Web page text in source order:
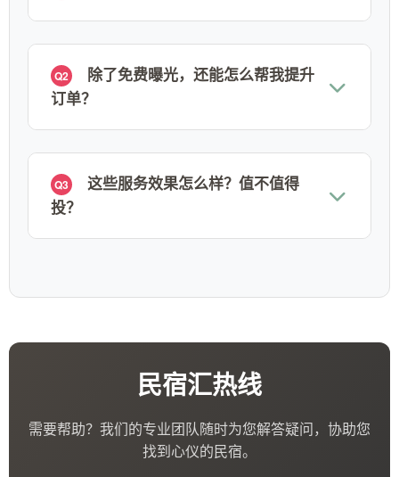
Q2
除了免费曝光，还能怎么帮我提升
订单？
Q3
这些服务效果怎么样？值不值得
投？
民宿汇热线
需要帮助？我们的专业团队随时为您解答疑问，协助您
找到心仪的民宿。